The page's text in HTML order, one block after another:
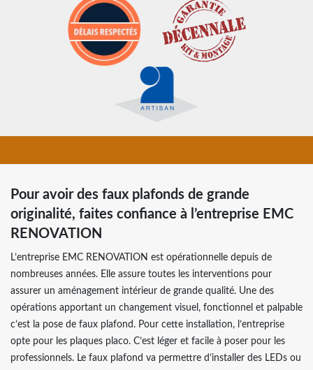
Pour avoir des faux plafonds de grande
originalité, faites confiance à l’entreprise EMC
RENOVATION
L’entreprise EMC RENOVATION est opérationnelle depuis de
nombreuses années. Elle assure toutes les interventions pour
assurer un aménagement intérieur de grande qualité. Une des
opérations apportant un changement visuel, fonctionnel et palpable
c’est la pose de faux plafond. Pour cette installation, l’entreprise
opte pour les plaques placo. C’est léger et facile à poser pour les
professionnels. Le faux plafond va permettre d’installer des LEDs ou